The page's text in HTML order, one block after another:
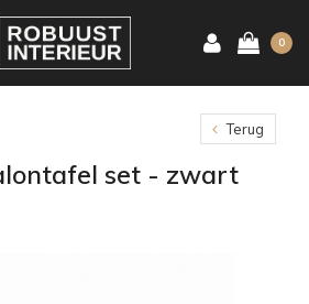
0
Terug
set - zwart